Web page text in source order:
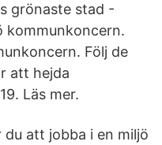
grönaste stad -
kommunkoncern.
Följ de
att hejda
Läs mer.
du att jobba i en miljö